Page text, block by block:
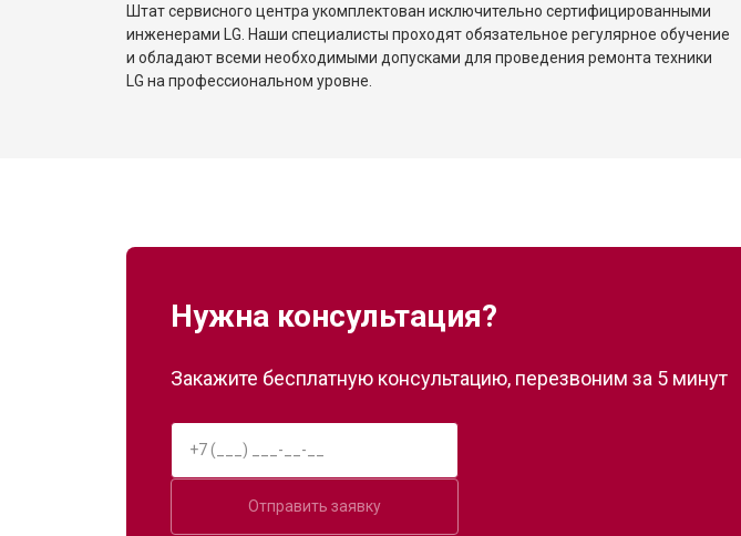
Штат сервисного центра укомплектован исключительно сертифицированными
инженерами LG. Наши специалисты проходят обязательное регулярное обучение
и обладают всеми необходимыми допусками для проведения ремонта техники
LG на профессиональном уровне.
Нужна консультация?
Закажите бесплатную консультацию, перезвоним за 5 минут
Отправить заявку